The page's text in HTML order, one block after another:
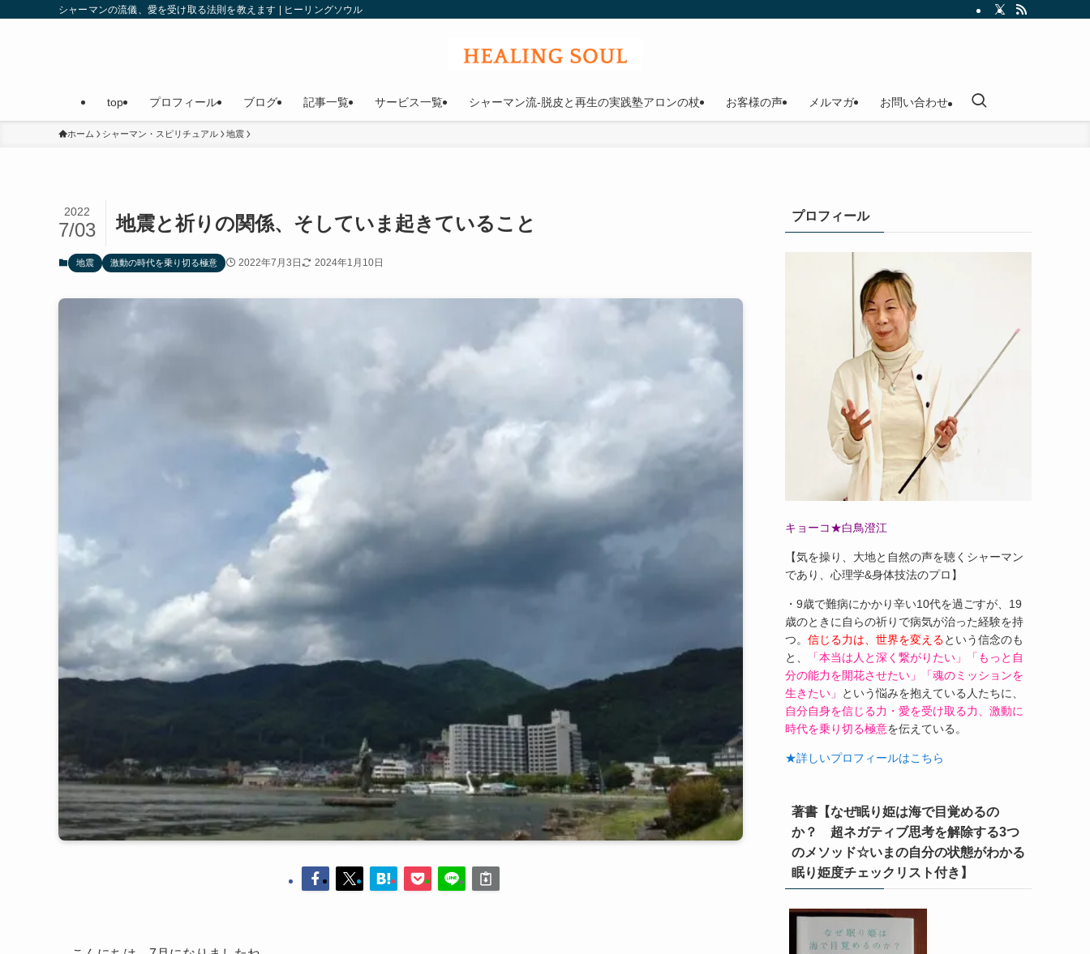
シャーマンの流儀、愛を受け取る法則を教えます | ヒーリングソウル
top プロフィール ブログ 記事一覧 サービス一覧 シャーマン流-脱皮と再生の実践塾アロンの杖 お客様の声 メルマガ お問い合わせ
ホーム シャーマン・スピリチュアル 地震
地震と祈りの関係、そしていま起きていること
2022
7/03
地震 激動の時代を乗り切る極意 2022年7月3日 2024年1月10日
プロフィール
キョーコ★白鳥澄江
【気を操り、大地と自然の声を聴くシャーマン
であり、心理学&身体技法のプロ】
・9歳で難病にかかり辛い10代を過ごすが、19
歳のときに自らの祈りで病気が治った経験を持
つ。 信じる力は、世界を変えるという信念のも
と、
「本当は人と深く繋がりたい」「もっと自
分の能力を開花させたい」「魂のミッションを
生きたい」
という悩みを抱えている人たちに、
自分自身を信じる力・愛を受け取る力、激動に
時代を乗り切る極意を伝えている。
★詳しいプロフィールはこちら
著書【なぜ眠り姫は海で目覚めるの
か？ 超ネガティブ思考を解除する3つ
のメソッド☆いまの自分の状態がわかる
眠り姫度チェックリスト付き】